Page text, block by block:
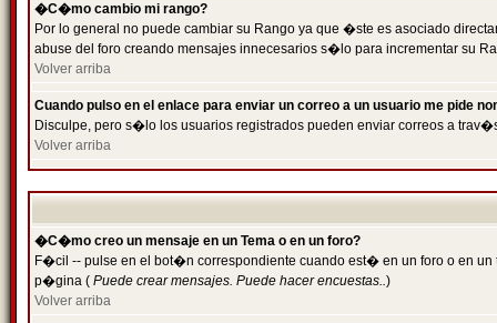
�C�mo cambio mi rango?
Por lo general no puede cambiar su Rango ya que �ste es asociado
abuse del foro creando mensajes innecesarios s�lo para incrementar su
Volver arriba
Cuando pulso en el enlace para enviar un correo a un usuario me pide
Disculpe, pero s�lo los usuarios registrados pueden enviar correos a
Volver arriba
�C�mo creo un mensaje en un Tema o en un foro?
F�cil -- pulse en el bot�n correspondiente cuando est� en un foro o en
p�gina ( Puede crear mensajes. Puede hacer encuestas..)
Volver arriba